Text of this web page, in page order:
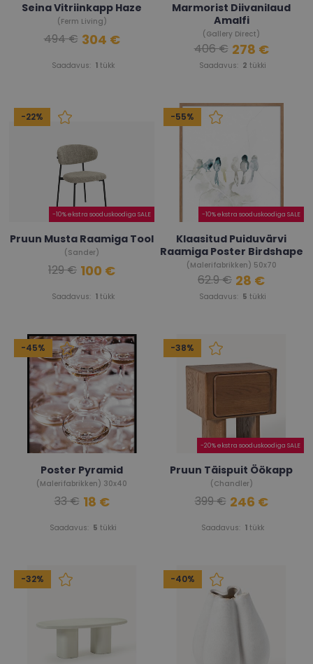
Seina Vitriinkapp Haze
(Ferm Living)
Saadavus: 1tükk
494 € 304 €
Marmorist Diivanilaud
Amalfi
(Gallery Direct)
Saadavus: 2 tükki
406 € 278 €
-22%
-10% ekstra sooduskoodiga SALE
Pruun Musta Raamiga Tool
(Sander)
Saadavus: 1tükk
129 € 100 €
-55%
-10% ekstra sooduskoodiga SALE
Klaasitud Puiduvärvi
Raamiga Poster Birdshape
(Malerifabrikken) 50x70
Saadavus: 5 tükki
62.9 € 28 €
-45%
Poster Pyramid
(Malerifabrikken) 30x40
Saadavus: 5 tükki
33 € 18 €
-38%
-20% ekstra sooduskoodiga SALE
Pruun Täispuit Öökapp
(Chandler)
Saadavus: 1tükk
399 € 246 €
-32% -40%